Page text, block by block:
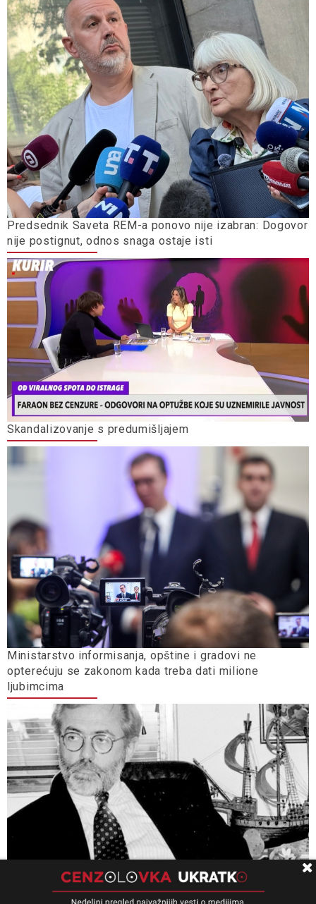
Predsednik Saveta REM-a ponovo nije izabran: Dogovor
nije postignut, odnos snaga ostaje isti
Skandalizovanje s predumišljajem
Ministarstvo informisanja, opštine i gradovi ne
opterećuju se zakonom kada treba dati milione
ljubimcima